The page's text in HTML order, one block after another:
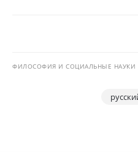
ФИЛОСОФИЯ И СОЦИАЛЬНЫЕ НАУКИ